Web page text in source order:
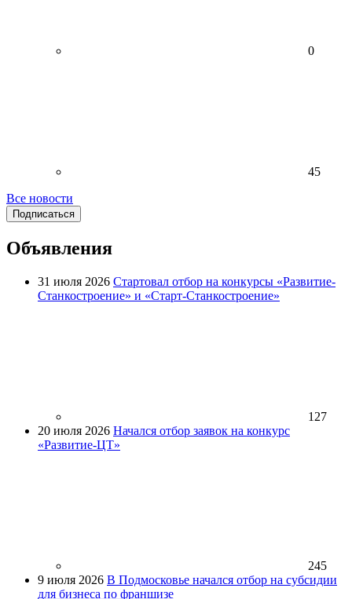
0
45
Все новости
Подписаться
Объявления
31 июля 2026 Стартовал отбор на конкурсы «Развитие-
Станкостроение» и «Старт-Станкостроение»
127
20 июля 2026 Начался отбор заявок на конкурс
«Развитие-ЦТ»
245
9 июля 2026 В Подмосковье начался отбор на субсидии
для бизнеса по франшизе